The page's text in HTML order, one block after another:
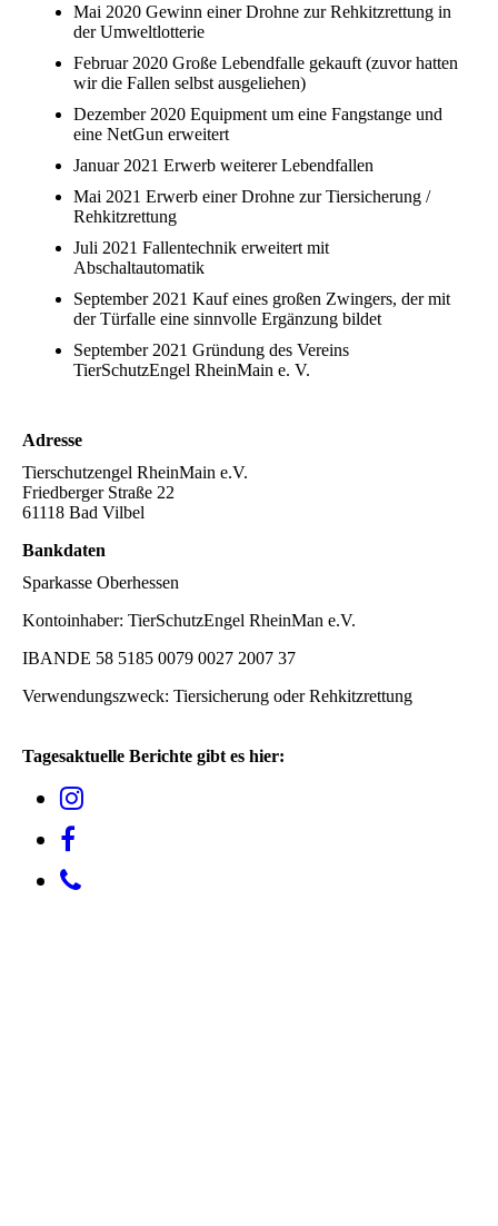
Mai 2020 Gewinn einer Drohne zur Rehkitzrettung in
der Umweltlotterie
Februar 2020 Große Lebendfalle gekauft (zuvor hatten
wir die Fallen selbst ausgeliehen)
Dezember 2020 Equipment um eine Fangstange und
eine NetGun erweitert
Januar 2021 Erwerb weiterer Lebendfallen
Mai 2021 Erwerb einer Drohne zur Tiersicherung /
Rehkitzrettung
Juli 2021 Fallentechnik erweitert mit
Abschaltautomatik
September 2021 Kauf eines großen Zwingers, der mit
der Türfalle eine sinnvolle Ergänzung bildet
September 2021 Gründung des Vereins
TierSchutzEngel RheinMain e. V.
Adresse
Tierschutzengel RheinMain e.V.
Friedberger Straße 22
61118 Bad Vilbel
Bankdaten
Sparkasse Oberhessen
Kontoinhaber: TierSchutzEngel RheinMan e.V.
IBANDE 58 5185 0079 0027 2007 37
Verwendungszweck: Tiersicherung oder Rehkitzrettung
Tagesaktuelle Berichte gibt es hier: